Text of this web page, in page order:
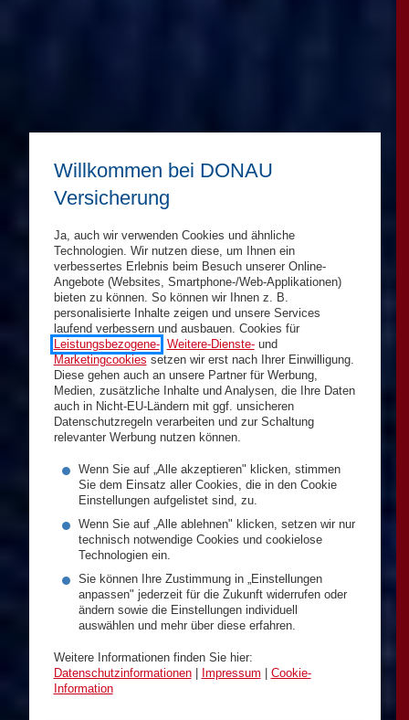
Willkommen bei DONAU
Versicherung
Ja, auch wir verwenden Cookies und ähnliche
Technologien. Wir nutzen diese, um Ihnen ein
verbessertes Erlebnis beim Besuch unserer Online-
Angebote (Websites, Smartphone-/Web-Applikationen)
bieten zu können. So können wir Ihnen z. B.
personalisierte Inhalte zeigen und unsere Services
laufend verbessern und ausbauen. Cookies für
Leistungsbezogene-, Weitere-Dienste-und
Marketingcookies setzen wir erst nach Ihrer Einwilligung.
Diese gehen auch an unsere Partner für Werbung,
Medien, zusätzliche Inhalte und Analysen, die Ihre Daten
auch in Nicht-EU-Ländern mit ggf. unsicheren
Datenschutzregeln verarbeiten und zur Schaltung
relevanter Werbung nutzen können.
Wenn Sie auf „Alle akzeptieren" klicken, stimmen
Sie dem Einsatz aller Cookies, die in den Cookie
Einstellungen aufgelistet sind, zu.
Wenn Sie auf „Alle ablehnen" klicken, setzen wir nur
technisch notwendige Cookies und cookielose
Technologien ein.
Sie können Ihre Zustimmung in „Einstellungen
anpassen" jederzeit für die Zukunft widerrufen oder
ändern sowie die Einstellungen individuell
auswählen und mehr über diese erfahren.
Weitere Informationen finden Sie hier:
Datenschutzinformationen| Impressum
Cookie-
Information